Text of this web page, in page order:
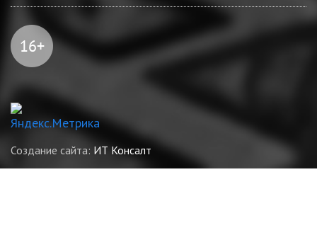
Создание сайта: ИТ Консалт